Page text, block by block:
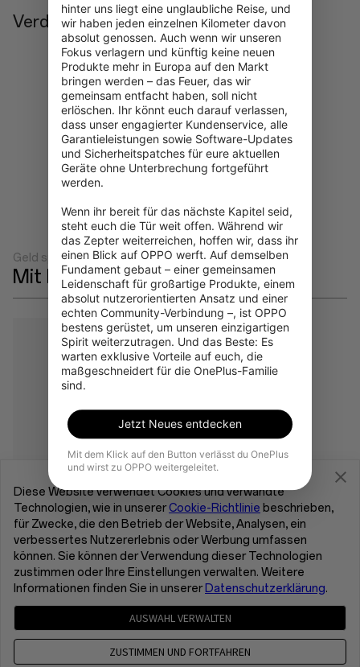
Verdienen Sie RedCoins
Alle Aufgaben anzeigen
Geld sparen
Mit RedCoins kaufen
OnePlus 15 Hole-
Pattern Magnetic Case
Save up to 2,00 € mit RedCoins
€39.99
Zum RedCoins-Shop
hinter uns liegt eine unglaubliche Reise, und
wir haben jeden einzelnen Kilometer davon
absolut genossen. Auch wenn wir unseren
Fokus verlagern und künftig keine neuen
Produkte mehr in Europa auf den Markt
bringen werden – das Feuer, das wir
gemeinsam entfacht haben, soll nicht
erlöschen. Ihr könnt euch darauf verlassen,
dass unser engagierter Kundenservice, alle
Garantieleistungen sowie Software-Updates
und Sicherheitspatches für eure aktuellen
Geräte ohne Unterbrechung fortgeführt
werden.
Wenn ihr bereit für das nächste Kapitel seid,
steht euch die Tür weit offen. Während wir
das Zepter weiterreichen, hoffen wir, dass ihr
einen Blick auf OPPO werft. Auf demselben
Fundament gebaut – einer gemeinsamen
Leidenschaft für großartige Produkte, einem
absolut nutzerorientierten Ansatz und einer
echten Community-Verbindung –, ist OPPO
bestens gerüstet, um unseren einzigartigen
Spirit weiterzutragen. Und das Beste: Es
warten exklusive Vorteile auf euch, die
maßgeschneidert für die OnePlus-Familie
sind.
Jetzt Neues entdecken
Mit dem Klick auf den Button verlässt du OnePlus
und wirst zu OPPO weitergeleitet.
Diese Website verwendet Cookies und verwandte
Technologien, wie in unsererCookie-Richtlinie beschrieben,
für Zwecke, die den Betrieb der Website, Analysen, ein
verbessertes Nutzererlebnis oder Werbung umfassen
können. Sie können der Verwendung dieser Technologien
zustimmen oder Ihre Einstellungen verwalten. Weitere
Informationen finden Sie in unserer Datenschutzerklärung.
AUSWAHL VERWALTEN
ZUSTIMMEN UND FORTFAHREN